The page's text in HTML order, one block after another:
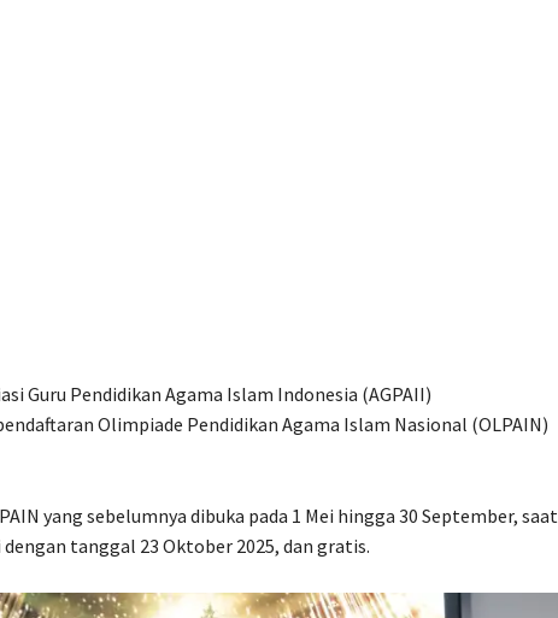
Guru Pendidikan Agama Islam Indonesia (AGPAII)
Olimpiade Pendidikan Agama Islam Nasional (OLPAIN)
yang sebelumnya dibuka pada 1 Mei hingga 30 September, saat
tanggal 23 Oktober 2025, dan gratis.